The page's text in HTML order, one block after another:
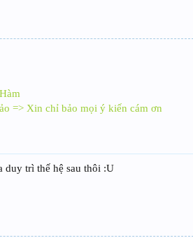
=> Xin chỉ bảo mọi ý kiến cám ơn
duy trì thế hệ sau thôi :U